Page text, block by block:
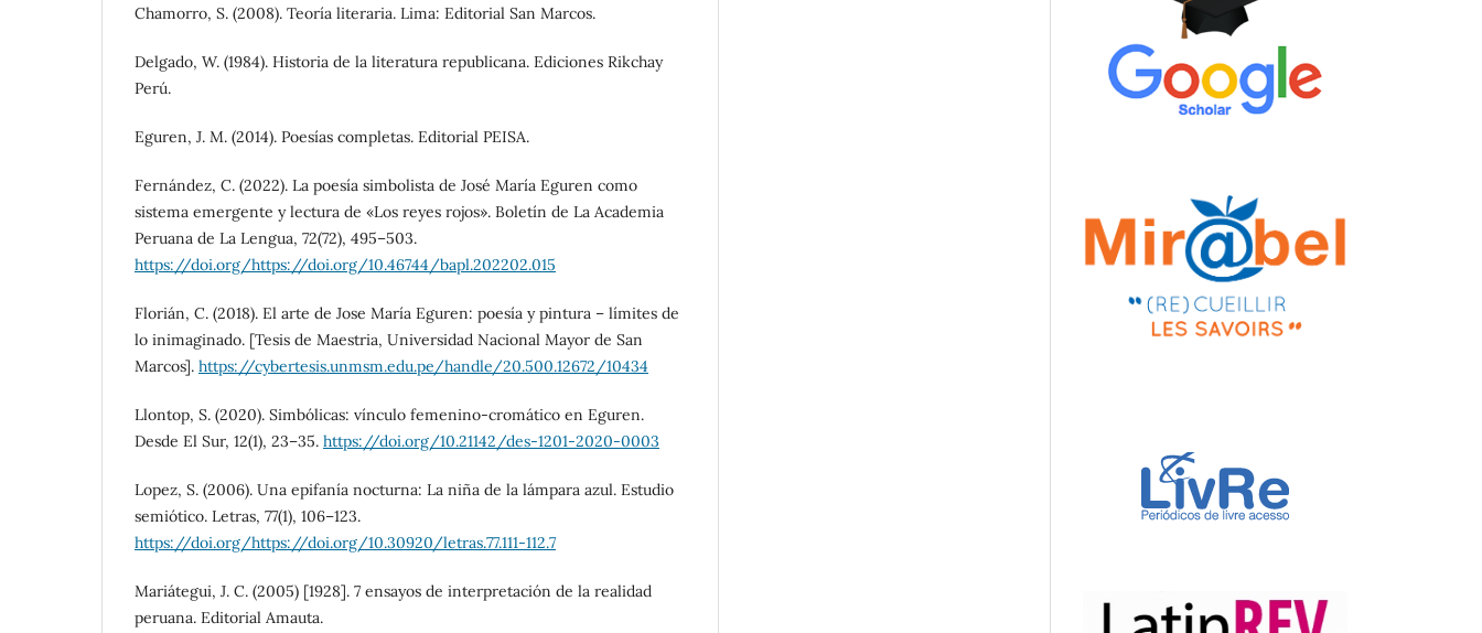
Chamorro, S. (2008). Teoría literaria. Lima: Editorial San Marcos.
Delgado, W. (1984). Historia de la literatura republicana. Ediciones Rikchay
Perú.
Eguren, J. M. (2014). Poesías completas. Editorial PEISA.
Fernández, C. (2022). La poesía simbolista de José María Eguren como
sistema emergente y lectura de «Los reyes rojos». Boletín de La Academia
Peruana de La Lengua, 72(72), 495–503.
https://doi.org/https://doi.org/10.46744/bapl.202202.015
Florián, C. (2018). El arte de Jose María Eguren: poesía y pintura – límites de
lo inimaginado. [Tesis de Maestria, Universidad Nacional Mayor de San
Marcos]. https://cybertesis.unmsm.edu.pe/handle/20.500.12672/10434
Llontop, S. (2020). Simbólicas: vínculo femenino-cromático en Eguren.
Desde El Sur, 12(1), 23–35. https://doi.org/10.21142/des-1201-2020-0003
Lopez, S. (2006). Una epifanía nocturna: La niña de la lámpara azul. Estudio
semiótico. Letras, 77(1), 106–123.
https://doi.org/https://doi.org/10.30920/letras.77.111-112.7
Mariátegui, J. C. (2005) [1928]. 7 ensayos de interpretación de la realidad
peruana. Editorial Amauta.